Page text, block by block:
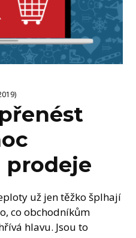
prodeje
už jen těžko šplhají
co obchodníkům
hlavu. Jsou to